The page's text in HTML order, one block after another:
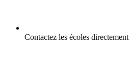
Contactez les écoles directement